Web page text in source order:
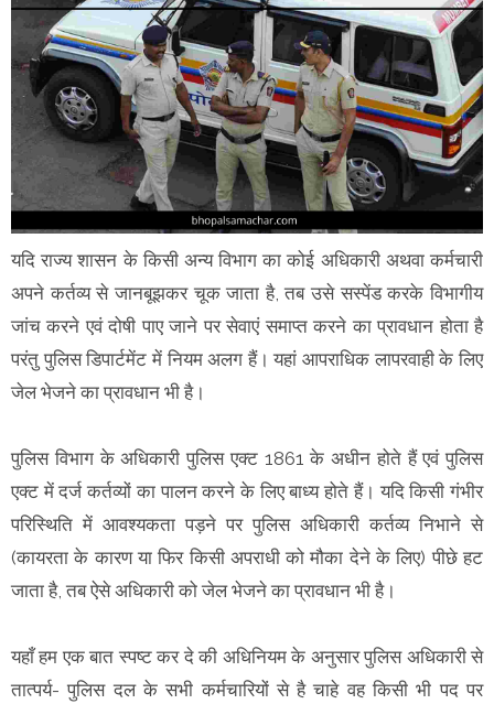
यदि राज्य शासन के किसी अन्य विभाग का कोई अधिकारी अथवा कर्मचारी
अपने कर्तव्य से जानबूझकर चूक जाता है, तब उसे सस्पेंड करके विभागीय
जांच करने एवं दोषी पाए जाने पर सेवाएं समाप्त करने का प्रावधान होता है
परंतु पुलिस डिपार्टमेंट में नियम अलग हैं। यहां आपराधिक लापरवाही के लिए
जेल भेजने का प्रावधान भी है।
पुलिस विभाग के अधिकारी पुलिस एक्ट 1861 के अधीन होते हैं एवं पुलिस
एक्ट में दर्ज कर्तव्यों का पालन करने के लिए बाध्य होते हैं। यदि किसी गंभीर
परिस्थिति में आवश्यकता पड़ने पर पुलिस अधिकारी कर्तव्य निभाने से
(कायरता के कारण या फिर किसी अपराधी को मौका देने के लिए) पीछे हट
जाता है, तब ऐसे अधिकारी को जेल भेजने का प्रावधान भी है।
यहाँ हम एक बात स्पष्ट कर दे की अधिनियम के अनुसार पुलिस अधिकारी से
तात्पर्य- पुलिस दल के सभी कर्मचारियों से है चाहे वह किसी भी पद पर